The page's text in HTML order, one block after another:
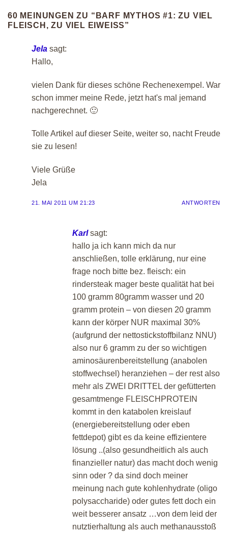
60 MEINUNGEN ZU “ BARF MYTHOS #1: ZU VIEL
FLEISCH, ZU VIEL EIWEISS
”
Jela sagt:
Hallo,
vielen Dank für dieses schöne Rechenexempel. War
schon immer meine Rede, jetzt hat's mal jemand
nachgerechnet. 🙂
Tolle Artikel auf dieser Seite, weiter so, nacht Freude
sie zu lesen!
Viele Grüße
Jela
21. MAI 2011 UM 21:23 ANTWORTEN
Karl sagt:
hallo ja ich kann mich da nur
anschließen, tolle erklärung, nur eine
frage noch bitte bez. fleisch: ein
rindersteak mager beste qualität hat bei
100 gramm 80gramm wasser und 20
gramm protein – von diesen 20 gramm
kann der körper NUR maximal 30%
(aufgrund der nettostickstoffbilanz NNU)
also nur 6 gramm zu der so wichtigen
aminosäurenbereitstellung (anabolen
stoffwechsel) heranziehen – der rest also
mehr als ZWEI DRITTEL der gefütterten
gesamtmenge FLEISCHPROTEIN
kommt in den katabolen kreislauf
(energiebereitstellung oder eben
fettdepot) gibt es da keine effizientere
lösung ..(also gesundheitlich als auch
finanzieller natur) das macht doch wenig
sinn oder ? da sind doch meiner
meinung nach gute kohlenhydrate (oligo
polysaccharide) oder gutes fett doch ein
weit besserer ansatz …von dem leid der
nutztierhaltung als auch methanausstoß